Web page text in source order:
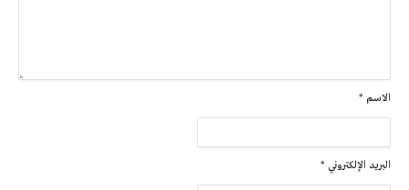
الاسم *
البريد الإلكتروني *